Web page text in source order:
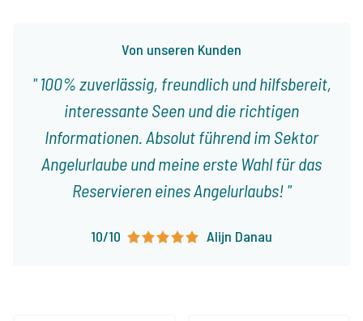
Von unseren Kunden
100% zuverlässig, freundlich und hilfsbereit,
interessante Seen und die richtigen
Informationen. Absolut führend im Sektor
Angelurlaube und meine erste Wahl für das
Reservieren eines Angelurlaubs!
10/10 Alijn Danau